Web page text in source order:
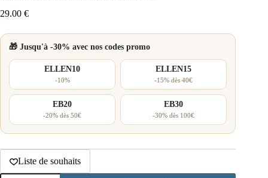
29.00 €
🎁 Jusqu'à -30% avec nos codes promo
ELLEN10
-10%
ELLEN15
-15% dès 40€
EB20
-20% dès 50€
EB30
-30% dès 100€
Liste de souhaits